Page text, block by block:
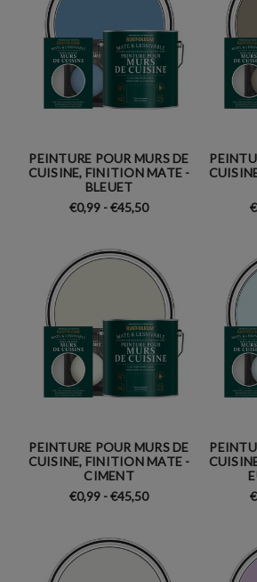
PEINTURE POUR MURS DE
CUISINE, FINITION MATE -
BLEUET
€0,99 - €45,50
PEINTURE POUR MURS DE
CUISINE, FINITION MATE -
CIMENT
€0,99 - €45,50